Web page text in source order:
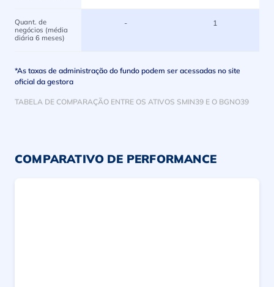
*As taxas de administração do fundo podem ser acessadas no site
oficial da gestora
TABELA DE COMPARAÇÃO ENTRE OS ATIVOS SMIN39 E O BGNO39
Quant. de
negócios (média
diária 6 meses)
- 1
COMPARATIVO DE PERFORMANCE